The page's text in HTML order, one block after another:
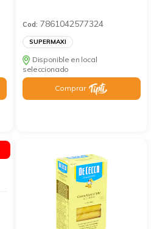
Cod: 7861042577324
SUPERMAXI
Disponible en local
seleccionado
Comprar